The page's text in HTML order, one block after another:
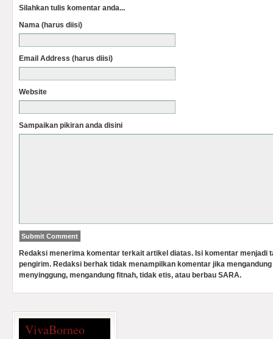
Silahkan tulis komentar anda...
Nama (harus diisi)
Email Address (harus diisi)
Website
Sampaikan pikiran anda disini
Redaksi menerima komentar terkait artikel diatas. Isi komentar menjadi
pengirim. Redaksi berhak tidak menampilkan komentar jika
menyinggung, mengandung fitnah, tidak etis, atau berbau SARA.
VivaBorneo